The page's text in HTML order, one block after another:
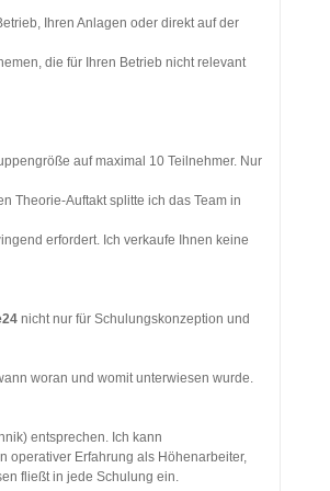
Ihren Anlagen oder direkt auf der
die für Ihren Betrieb nicht relevant
auf maximal 10 Teilnehmer. Nur
Theorie-Auftakt splitte ich das Team in
erfordert. Ich verkaufe Ihnen keine
nicht nur für Schulungskonzeption und
woran und womit unterwiesen wurde.
entsprechen. Ich kann
operativer Erfahrung als Höhenarbeiter,
fließt in jede Schulung ein.